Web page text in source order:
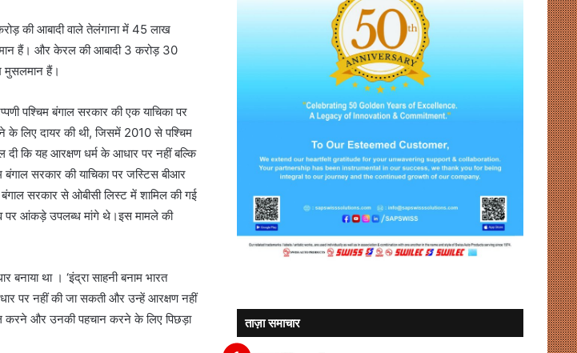
की आबादी वाले तेलंगाना में 45 लाख
हैं। और केरल की आबादी 3 करोड़ 30
हैं।
पश्चिम बंगाल सरकार की एक याचिका पर
के लिए दायर की थी, जिसमें 2010 से पश्चिम
दी कि यह आरक्षण धर्म के आधार पर नहीं बल्कि
सरकार की याचिका पर जस्टिस बीआर
सरकार से ओबीसी लिस्ट में शामिल की गई
पर आंकड़े उपलब्ध मांगे थे।इस मामले की
था । ‘इंद्रा साहनी बनाम भारत
पर नहीं की जा सकती और उन्हें आरक्षण नहीं
करने और उनकी पहचान करने के लिए पिछड़ा
ताज़ा समाचार